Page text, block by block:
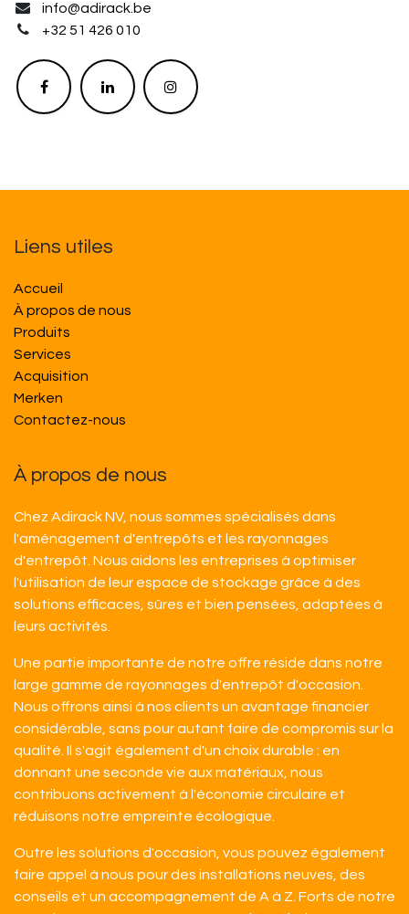
info@adirack.be
+32 51 426 010
Liens utiles
Accueil
À propos de nous
Produits
Services
Acquisition
M​​erken
Contactez-nous
À propos de nous
Chez Adirack NV, nous sommes spécialisés dans
l'aménagement d'entrepôts et les rayonnages
d'entrepôt. Nous aidons les entreprises à optimiser
l'utilisation de leur espace de stockage grâce à des
solutions efficaces, sûres et bien pensées, adaptées à
leurs activités.
Une partie importante de notre offre réside dans notre
large gamme de rayonnages d'entrepôt d'occasion.
Nous offrons ainsi à nos clients un avantage financier
considérable, sans pour autant faire de compromis sur la
qualité. Il s'agit également d'un choix durable : en
donnant une seconde vie aux matériaux, nous
contribuons activement à l'économie circulaire et
réduisons notre empreinte écologique.
Outre les solutions d'occasion, vous pouvez également
faire appel à nous pour des installations neuves, des
conseils et un accompagnement de A à Z. Forts de notre